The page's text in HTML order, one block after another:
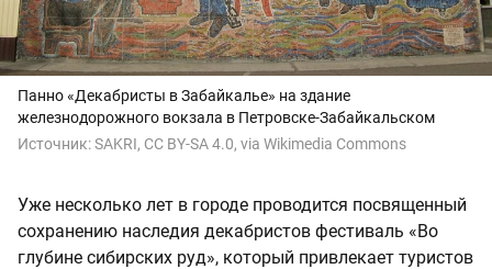
Панно «Декабристы в Забайкалье» на здание
железнодорожного вокзала в Петровске-Забайкальском
Источник:SAKRI, CC BY-SA 4.0, via Wikimedia Commons
Уже несколько лет в городе проводится посвященный
сохранению наследия декабристов фестиваль «Во
глубине сибирских руд», который привлекает туристов